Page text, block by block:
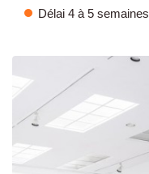
Délai 4 à 5 semaines